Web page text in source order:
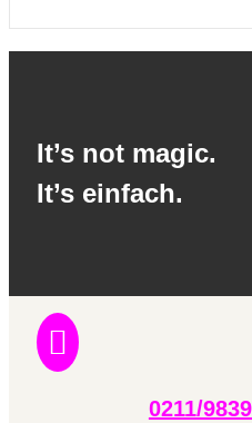
It’s not magic.
It’s einfach.

0211/